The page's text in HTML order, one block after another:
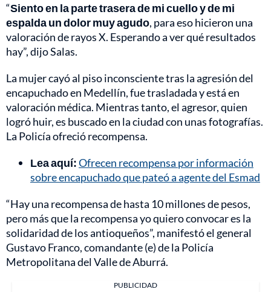
“Siento en la parte trasera de mi cuello y de mi
espalda un dolor muy agudo, para eso hicieron una
valoración de rayos X. Esperando a ver qué resultados
hay”, dijo Salas.
La mujer cayó al piso inconsciente tras la agresión del
encapuchado en Medellín, fue trasladada y está en
valoración médica. Mientras tanto, el agresor, quien
logró huir, es buscado en la ciudad con unas fotografías.
La Policía ofreció recompensa.
Lea aquí:Ofrecen recompensa por información
sobre encapuchado que pateó a agente del Esmad
“Hay una recompensa de hasta 10 millones de pesos,
pero más que la recompensa yo quiero convocar es la
solidaridad de los antioqueños”, manifestó el general
Gustavo Franco, comandante (e) de la Policía
Metropolitana del Valle de Aburrá.
PUBLICIDAD